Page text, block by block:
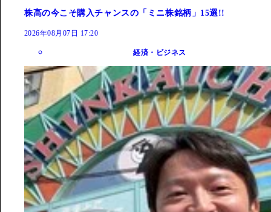
株高の今こそ購入チャンスの「ミニ株銘柄」15選!!
2026年08月07日 17:20
経済・ビジネス